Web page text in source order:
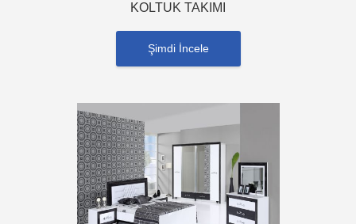
KOLTUK TAKIMI
Şimdi İncele